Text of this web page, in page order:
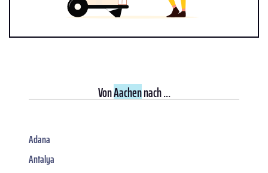
VonAachennach ...
Adana
Antalya